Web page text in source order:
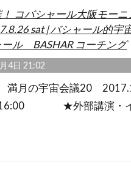
コバシャール大阪モー
sat | バシャール的宇
ール BASHAR コーチング
4日 21:02
月の宇宙会議20
16:00 ★外部講演・